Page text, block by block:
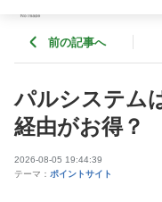
前の記事へ
パルシステム
経由がお得？
2026-08-05 19:44:39
テーマ： ポイントサイト